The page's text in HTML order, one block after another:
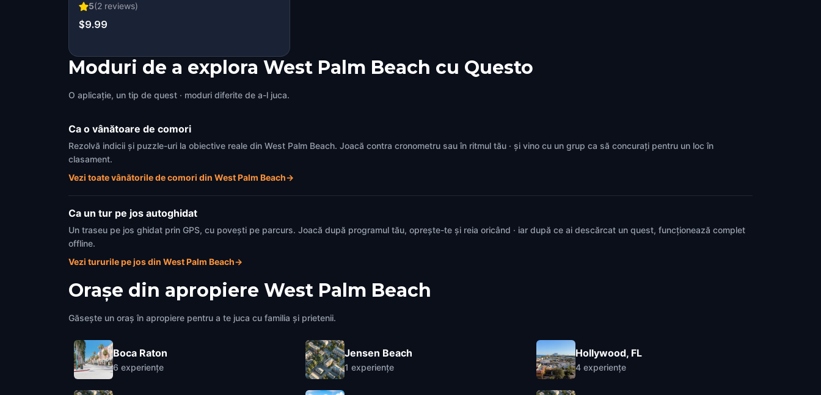
5(2 reviews)
$9.99
Moduri de a explora West Palm Beach cu Questo
O aplicație, un tip de quest · moduri diferite de a-l juca.
Ca o vânătoare de comori
Rezolvă indicii și puzzle-uri la obiective reale din West Palm Beach. Joacă contra cronometru sau în ritmul tău · și vino cu un grup ca să concurați pentru un loc în
clasament.
Vezi toate vânătorile de comori din West Palm Beach→
Ca un tur pe jos autoghidat
Un traseu pe jos ghidat prin GPS, cu povești pe parcurs. Joacă după programul tău, oprește-te și reia oricând · iar după ce ai descărcat un quest, funcționează complet
offline.
Vezi tururile pe jos din West Palm Beach→
Orașe din apropiere West Palm Beach
Găsește un oraș în apropiere pentru a te juca cu familia și prietenii.
Boca Raton
6 experiențe
Jensen Beach
1 experiențe
Hollywood, FL
4 experiențe